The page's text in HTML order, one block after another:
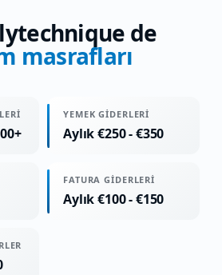
de
masrafları
YEMEK GIDERLERI
Aylık €250 - €350
FATURA GIDERLERI
Aylık €100 - €150